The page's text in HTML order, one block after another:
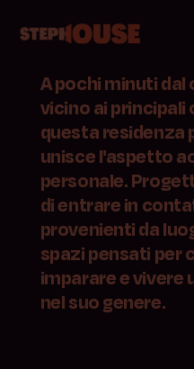
A pochi minuti
vicino ai
questa residenza
unisce l'aspetto
personale.
di entrare in
provenienti da
spazi pensati per
imparare e vivere
nel suo genere.